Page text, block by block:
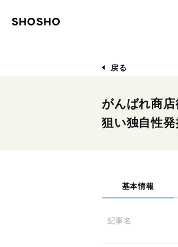
戻る
がんばれ商
狙い独自性
基本情報
記事名